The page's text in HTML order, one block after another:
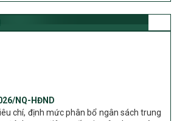
giai đoạn 2026 – 2030 trên địa bàn tỉnh
chí, định mức phân bổ ngân sách trung
trình mục tiêu quốc gia xây dựng nông